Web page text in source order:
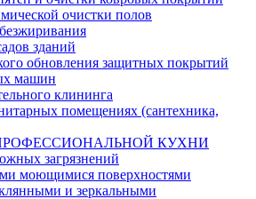
очистки полов
зданий
обновления защитных покрытий
машин
клининга
помещениях (сантехника,
ПРОФЕССИОНАЛЬНОЙ КУХНИ
загрязнений
моющимися поверхностями
и зеркальными